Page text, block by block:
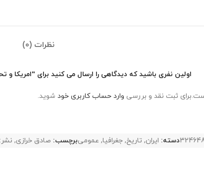
نظرات (0)
اولین نفری باشید که دیدگاهی را ارسال می کنید برای “امریکا و
برای ثبت نقد و بررسی وارد حساب کاربری خود شوید.
دسته: ایران, تاریخ, جغرافیا, عمومیبرچسب: صادق خرازی,